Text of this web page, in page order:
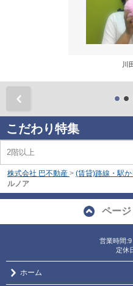
川
こだわり特集
2階以上
株式会社 巴不動産 > (賃貸)路線・駅
ルノア
ペー
営業時間
定休
ホーム